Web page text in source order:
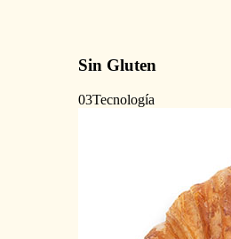
Sin Gluten
03Tecnología